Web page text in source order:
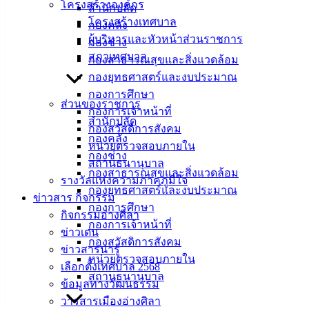
สำนักปลัด
กองคลัง
กองช่าง
กองสาธารณสุขและสิ่งแวดล้อม
กองยุทธศาสตร์และงบประมาณ
กองการศึกษา
กองการเจ้าหน้าที่
กองสวัสดิการสังคม
หน่วยตรวจสอบภายใน
สถานธนานุบาล
รางวัลแห่งความภาคภูมิใจ
ข่าวสาร กิจกรรม
กิจกรรมอ่างศิลา
ข่าวเด่น
ข่าวสารน่ารู้
เลือกตั้งเทศบาล 2568
ข้อมูลทางวัฒนธรรม
วารสารเมืองอ่างศิลา
โครงสร้างองค์กร
โครงสร้างเทศบาล
ผู้บริหารและหัวหน้าส่วนราชการ
สภาเทศบาล
ส่วนของราชการ
สำนักปลัด
กองคลัง
กองช่าง
กองสาธารณสุขและสิ่งแวดล้อม
กองยุทธศาสตร์และงบประมาณ
กองการศึกษา
กองการเจ้าหน้าที่
กองสวัสดิการสังคม
หน่วยตรวจสอบภายใน
สถานธนานุบาล
ดาวน์โหลดแบบฟอร์ม, เอกสาร
คู่มือสำหรับประชาชน/คู่มือการปฏิบัติงาน
ข่าวสารน่ารู้
ศุนย์ข้อมูลข่าวสารอิเล็กทรอนิกส์
องค์ความรู้ (Knowledge Management)
ติดต่อเทศบาล
สายตรงนายก
ประวัติเทศบาล
ผู้บริหารและหัวหน้าส่วนราชการ
สภาเทศบาล
สงวนลิขสิทธิ์ © 2563 เทศบาลเมืองอ่างศิลา จังหวัดชลบุรี |